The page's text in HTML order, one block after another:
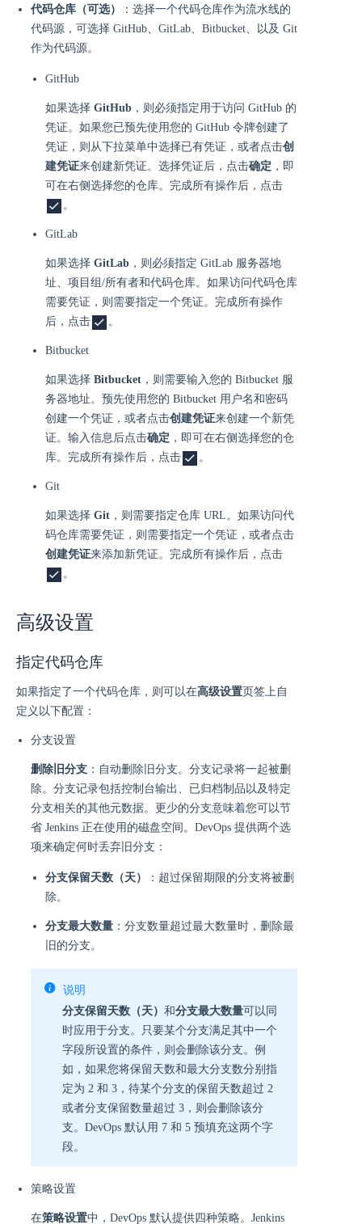
代码仓库（可选）
：选择一个代码仓库作为流水线的
代码源，可选择 GitHub、GitLab、Bitbucket、以及 Git
作为代码源。
GitHub
如果选择 GitHub ，则必须指定用于访问 GitHub 的
凭证。如果您已预先使用您的 GitHub 令牌创建了
凭证，则从下拉菜单中选择已有凭证，或者点击创
建凭证来创建新凭证。选择凭证后，点击确定 ，即
可在右侧选择您的仓库。完成所有操作后，点击
。
GitLab
如果选择 GitLab ，则必须指定 GitLab 服务器地
址、项目组/所有者和代码仓库。如果访问代码仓库
需要凭证，则需要指定一个凭证。完成所有操作
后，点击
。
Bitbucket
如果选择 Bitbucket ，则需要输入您的 Bitbucket 服
务器地址。预先使用您的 Bitbucket 用户名和密码
创建一个凭证，或者点击创建凭证来创建一个新凭
证。输入信息后点击确定 ，即可在右侧选择您的仓
库。完成所有操作后，点击
。
Git
如果选择 Git ，则需要指定仓库 URL。如果访问代
码仓库需要凭证，则需要指定一个凭证，或者点击
创建凭证来添加新凭证。完成所有操作后，点击
。
高级设置
指定代码仓库
如果指定了一个代码仓库，则可以在高级设置页签上自
定义以下配置：
分支设置
删除旧分支 ：自动删除旧分支。分支记录将一起被删
除。分支记录包括控制台输出、已归档制品以及特定
分支相关的其他元数据。更少的分支意味着您可以节
省 Jenkins 正在使用的磁盘空间。DevOps 提供两个选
项来确定何时丢弃旧分支：
分支保留天数（天）
：超过保留期限的分支将被删
除。
分支最大数量 ：分支数量超过最大数量时，删除最
旧的分支。
说明
分支保留天数（天） 和分支最大数量可以同
时应用于分支。只要某个分支满足其中一个
字段所设置的条件，则会删除该分支。例
如，如果您将保留天数和最大分支数分别指
定为 2 和 3，待某个分支的保留天数超过 2
或者分支保留数量超过 3，则会删除该分
支。DevOps 默认用 7 和 5 预填充这两个字
段。
策略设置
在策略设置中，DevOps 默认提供四种策略。Jenkins